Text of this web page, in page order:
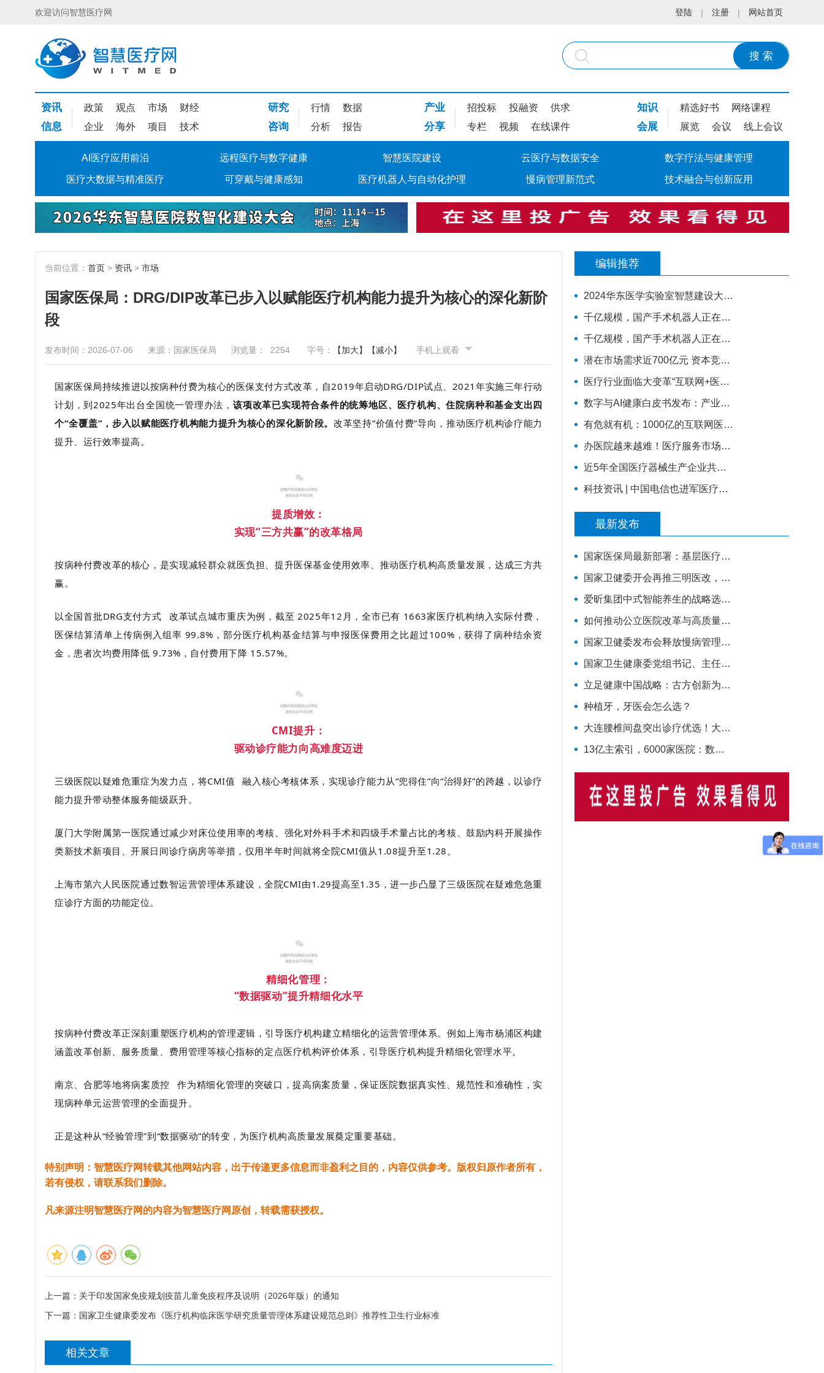
欢迎访问智慧医疗网 登陆 | 注册 | 网站首页
搜 索
资讯 政策 观点 市场 财经
信息 企业 海外 项目 技术
研究 行情 数据
咨询 分析 报告
产业 招投标 投融资 供求
分享 专栏 视频 在线课件
知识 精选好书 网络课程
会展 展览 会议 线上会议
AI医疗应用前沿 远程医疗与数字健康 智慧医院建设 云医疗与数据安全 数字疗法与健康管理
医疗大数据与精准医疗 可穿戴与健康感知 医疗机器人与自动化护理 慢病管理新范式 技术融合与创新应用
当前位置： 首页 > 资讯 > 市场
国家医保局：DRG/DIP改革已步入以赋能医疗机构能力提升为核心的深化新阶
段
发布时间：2026-07-06 来源：国家医保局 浏览量： 2254 字号： 【加大】 【减小】 手机上观看
国家医保局持续推进以按病种付费为核心的医保支付方式改革，自2019年启动DRG/DIP试点、2021年实施三年行动
计划，到2025年出台全国统一管理办法，该项改革已实现符合条件的统筹地区、医疗机构、住院病种和基金支出四
个“全覆盖”，步入以赋能医疗机构能力提升为核心的深化新阶段。改革坚持“价值付费”导向，推动医疗机构诊疗能力
提升、运行效率提高。
提质增效：
实现“三方共赢”的改革格局
按病种付费改革的核心，是实现减轻群众就医负担、提升医保基金使用效率、推动医疗机构高质量发展，达成三方共
赢。
以全国首批DRG支付方式
改革试点城市重庆为例，截至 2025年12月，全市已有 1663家医疗机构纳入实际付费，
医保结算清单上传病例入组率 99.8%，部分医疗机构基金结算与申报医保费用之比超过100%，获得了病种结余资
金，患者次均费用降低 9.73%，自付费用下降 15.57%。
CMI提升：
驱动诊疗能力向高难度迈进
三级医院以疑难危重症为发力点，将CMI值
融入核心考核体系，实现诊疗能力从“兜得住”向“治得好”的跨越，以诊疗
能力提升带动整体服务能级跃升。
厦门大学附属第一医院通过减少对床位使用率的考核、强化对外科手术和四级手术量占比的考核、鼓励内科开展操作
类新技术新项目、开展日间诊疗病房等举措，仅用半年时间就将全院CMI值从1.08提升至1.28。
上海市第六人民医院通过数智运营管理体系建设，全院CMI由1.29提高至1.35，进一步凸显了三级医院在疑难危急重
症诊疗方面的功能定位。
精细化管理：
“数据驱动”提升精细化水平
按病种付费改革正深刻重塑医疗机构的管理逻辑，引导医疗机构建立精细化的运营管理体系。例如上海市杨浦区构建
涵盖改革创新、服务质量、费用管理等核心指标的定点医疗机构评价体系，引导医疗机构提升精细化管理水平。
南京、合肥等地将病案质控
作为精细化管理的突破口，提高病案质量，保证医院数据真实性、规范性和准确性，实
现病种单元运营管理的全面提升。
正是这种从“经验管理”到“数据驱动”的转变，为医疗机构高质量发展奠定重要基础。
特别声明：智慧医疗网转载其他网站内容，出于传递更多信息而非盈利之目的，内容仅供参考。版权归原作者所有，
若有侵权，请联系我们删除。
凡来源注明智慧医疗网的内容为智慧医疗网原创，转载需获授权。
上一篇： 关于印发国家免疫规划疫苗儿童免疫程序及说明（2026年版）的通知
下一篇： 国家卫生健康委发布《医疗机构临床医学研究质量管理体系建设规范总则》推荐性卫生行业标准
相关文章
编辑推荐
2024华东医学实验室智慧建设大会更新嘉宾
千亿规模，国产手术机器人正在崛起（下）丨
千亿规模，国产手术机器人正在崛起（上）
潜在市场需求近700亿元 资本竞速康复医疗器械
医疗行业面临大变革“互联网+医疗”站上风口
数字与AI健康白皮书发布：产业未来增长的核心动力，引领竞争格局
有危就有机：1000亿的互联网医疗市场，正在借势破局
办医院越来越难！医疗服务市场结构性变革正在发生
近5年全国医疗器械生产企业共新增7749家，年平均增长1550家
科技资讯 | 中国电信也进军医疗领域 ？
最新发布
国家医保局最新部署：基层医疗将迎来六大变化！
国家卫健委开会再推三明医改，释放哪些明确信号？
爱昕集团中式智能养生的战略选择：大健康风口要追，赋能产业的根基要扎
如何推动公立医院改革与高质量发展？他们齐聚广东为9个地市出谋划策→
国家卫健委发布会释放慢病管理强信号！
国家卫生健康委党组书记、主任雷海潮：加快建设健康中国
立足健康中国战略：古方创新为糖尿病慢病防控注入中医药力量
种植牙，牙医会怎么选？
大连腰椎间盘突出诊疗优选！大连脊柱疾病诊疗科普
13亿主索引，6000家医院：数智健康平台真实进度